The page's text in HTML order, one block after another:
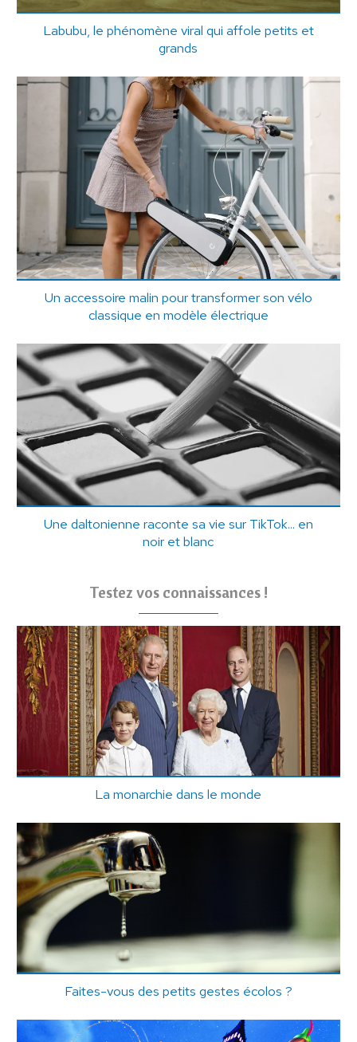
Labubu, le phénomène viral qui affole petits et
grands
Un accessoire malin pour transformer son vélo
classique en modèle électrique
Une daltonienne raconte sa vie sur TikTok... en
noir et blanc
Testez vos connaissances !
La monarchie dans le monde
Faites-vous des petits gestes écolos ?